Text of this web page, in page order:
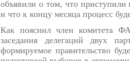
объявили о том, что приступили
и что к концу месяца процесс
Как пояснил член комитета
заседания делегаций двух
формируемое правительство